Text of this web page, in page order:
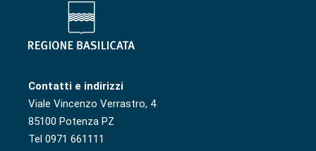
Contatti e indirizzi
Viale Vincenzo Verrastro, 4
85100 Potenza PZ
Tel 0971 661111